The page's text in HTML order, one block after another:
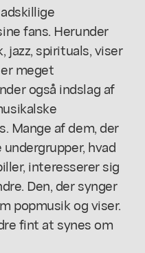
fans. Herunder
jazz, spirituals, viser
meget
også indslag af
Mange af dem, der
hvad
interesserer sig
Den, der synger
popmusik og viser.
fint at synes om